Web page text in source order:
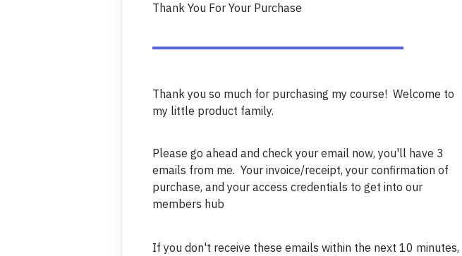
Thank You For Your Purchase
Thank you so much for purchasing my course! Welcome to
my little product family.
Please go ahead and check your email now, you'll have 3
emails from me. Your invoice/receipt, your confirmation of
purchase, and your access credentials to get into our
members hub
If you don't receive these emails within the next 10 minutes,